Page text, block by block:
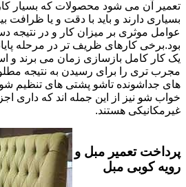
تعمیر آن می شود محصولات که بسیار
بسیاری دارند و باید با دقت و یا ظرافت
عوامل موثری بر میزان کار و در نتیجه
یک کار کامل بازسازی زمان می برند و
مجرب تری را برای رسیدن به نتیجه
های جداشونده تاشو پشتی های تنظیم
خواب شو نیز از این جمله اند که داری
غیرمکانیکی هستند.
پرداخت تعمیر مبل و
رویه کوبی مبل